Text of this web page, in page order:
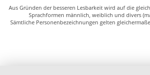
Aus Gründen der besseren Lesbarkeit wird auf die
Sprachformen männlich, weiblich und divers
Sämtliche Personenbezeichnungen gelten